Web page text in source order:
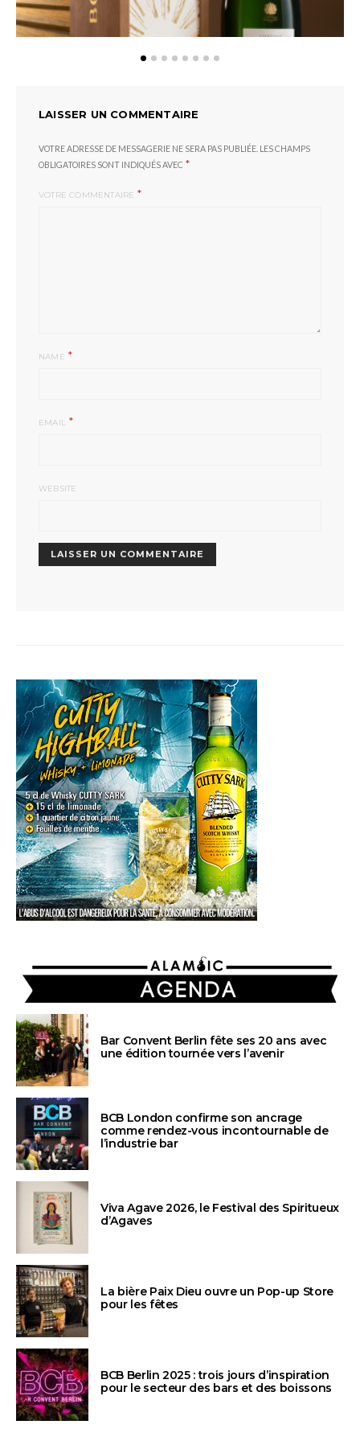
LAISSER UN COMMENTAIRE
VOTRE ADRESSE DE MESSAGERIE NE SERA PAS PUBLIÉE. LES CHAMPS
OBLIGATOIRES SONT INDIQUÉS AVEC *
VOTRE COMMENTAIRE *
NAME *
EMAIL *
WEBSITE
AGENDA
Bar Convent Berlin fête ses 20 ans avec
une édition tournée vers l’avenir
BCB London confirme son ancrage
comme rendez-vous incontournable de
l’industrie bar
Viva Agave 2026, le Festival des Spiritueux
d’Agaves
La bière Paix Dieu ouvre un Pop-up Store
pour les fêtes
BCB Berlin 2025 : trois jours d’inspiration
pour le secteur des bars et des boissons